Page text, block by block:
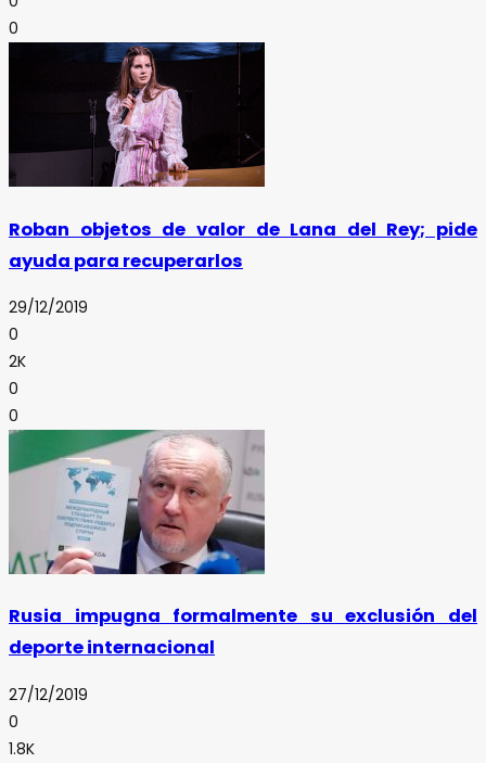
0
Roban objetos de valor de Lana del Rey; pide
ayuda para recuperarlos
29/12/2019
0
2K
0
0
Rusia impugna formalmente su exclusión del
deporte internacional
27/12/2019
0
1.8K